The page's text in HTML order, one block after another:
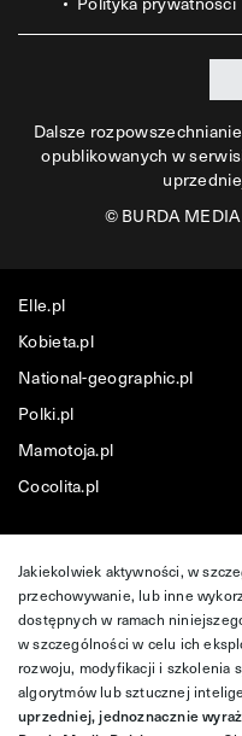
Dalsze
opublikowanych w
©BURDA MEDIA
Elle.pl
Kobieta.pl
National-geographic.pl
Polki.pl
Mamotoja.pl
Cocolita.pl
Jakiekolwiek aktywności, w
przechowywanie, lub inne
dostępnych w ramach
w szczególności w celu ich
rozwoju, modyfikacji i szkolenia
algorytmów lub sztucznej
uprzedniej, jednoznacznie